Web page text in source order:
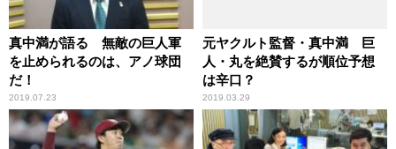
真中満が語る 無敵の巨人軍
を止められるのは、アノ球団
だ！
2019.07.23
元ヤクルト監督・真中満 巨
人・丸を絶賛するが順位予想
は辛口？
2019.03.29